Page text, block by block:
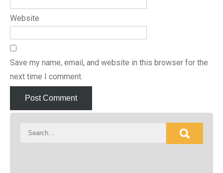
Website
Save my name, email, and website in this browser for the
next time I comment.